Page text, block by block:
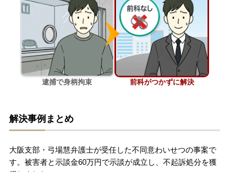
接見・面会を弁護士に依頼
刑事事件を示談で解決したい
弁護士紹介
弁護士費用
逮捕で身柄拘束 前科がつかずに解決
解決事例まとめ
大阪支部・弓場慧弁護士が受任した不同意わいせつの事案で
す。被害者と示談金60万円で示談が成立し、不起訴処分を獲